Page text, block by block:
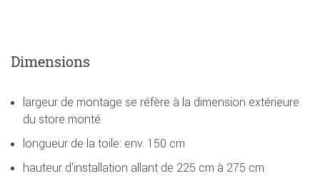
Dimensions
largeur de montage se réfère à la dimension extérieure
du store monté
longueur de la toile: env. 150 cm
hauteur d'installation allant de 225 cm à 275 cm